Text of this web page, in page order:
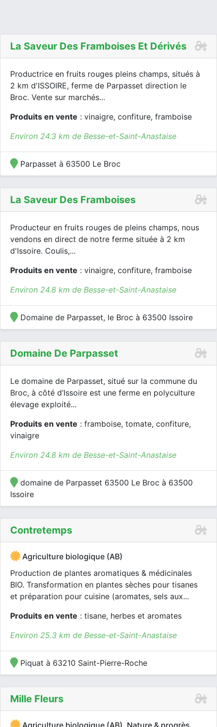
La Saveur Des Framboises Et Dérivés
Productrice en fruits rouges pleins champs, situés à
2 km d'ISSOIRE, ferme de Parpasset direction le
Broc. Vente sur marchés...
Produits en vente : vinaigre, confiture, framboise
Environ 24.3 km de Besse-et-Saint-Anastaise
Parpasset à 63500 Le Broc
La Saveur Des Framboises
Producteur en fruits rouges de pleins champs, nous
vendons en direct de notre ferme située à 2 km
d'Issoire. Coulis,...
Produits en vente : vinaigre, confiture, framboise
Environ 24.8 km de Besse-et-Saint-Anastaise
Domaine de Parpasset, le Broc à 63500 Issoire
Domaine De Parpasset
Le domaine de Parpasset, situé sur la commune du
Broc, à côté d’Issoire est une ferme en polyculture
élevage exploité...
Produits en vente : framboise, tomate, confiture,
vinaigre
Environ 24.8 km de Besse-et-Saint-Anastaise
domaine de Parpasset 63500 Le Broc à 63500
Issoire
Contretemps
Agriculture biologique (AB)
Production de plantes aromatiques & médicinales
BIO. Transformation en plantes sèches pour tisanes
et préparation pour cuisine (aromates, sels aux...
Produits en vente : tisane, herbes et aromates
Environ 25.3 km de Besse-et-Saint-Anastaise
Piquat à 63210 Saint-Pierre-Roche
Mille Fleurs
Agriculture biologique (AB), Nature & progrès